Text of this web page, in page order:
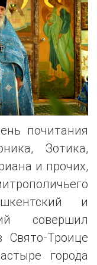
почитания
Зотика,
и прочих,
и
совершил
Троице
города